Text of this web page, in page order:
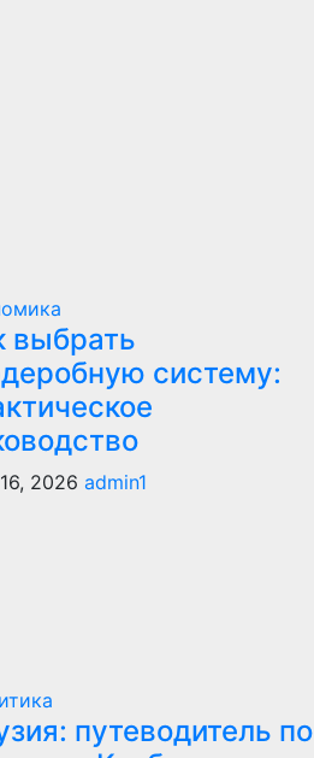
выбрать
систему:
2026 admin1
путеводитель по